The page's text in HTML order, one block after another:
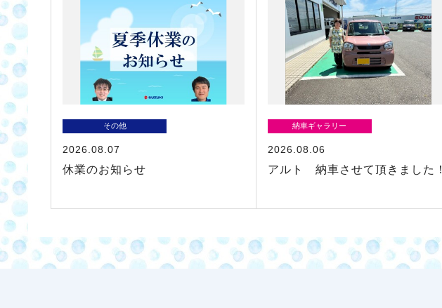
その他
2026.08.07
休業のお知らせ
納車ギャラリー
2026.08.06
アルト 納車させて頂きました！